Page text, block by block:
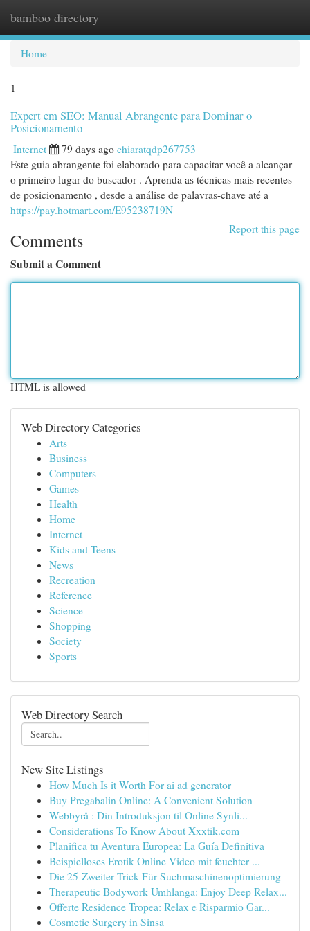
bamboo directory
Home
1
Expert em SEO: Manual Abrangente para Dominar o
Posicionamento
Internet 79 days ago chiaratqdp267753
Este guia abrangente foi elaborado para capacitar você a alcançar
o primeiro lugar do buscador . Aprenda as técnicas mais recentes
de posicionamento , desde a análise de palavras-chave até a
https://pay.hotmart.com/E95238719N
Report this page
Comments
Submit a Comment
HTML is allowed
Web Directory Categories
Arts
Business
Computers
Games
Health
Home
Internet
Kids and Teens
News
Recreation
Reference
Science
Shopping
Society
Sports
Web Directory Search
New Site Listings
How Much Is it Worth For ai ad generator
Buy Pregabalin Online: A Convenient Solution
Webbyrå : Din Introduksjon til Online Synli...
Considerations To Know About Xxxtik.com
Planifica tu Aventura Europea: La Guía Definitiva
Beispielloses Erotik Online Video mit feuchter ...
Die 25-Zweiter Trick Für Suchmaschinenoptimierung
Therapeutic Bodywork Umhlanga: Enjoy Deep Relax...
Offerte Residence Tropea: Relax e Risparmio Gar...
Cosmetic Surgery in Sinsa